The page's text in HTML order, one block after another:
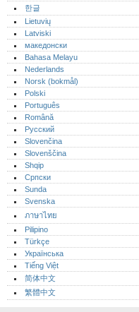
한글
Lietuvių
Latviski
македонски
Bahasa Melayu
Nederlands
Norsk (bokmål)‎
Polski
Português‎
Română
Русский
Slovenčina
Slovenščina
Shqip
Српски
Sunda
Svenska
ภาษาไทย
Pilipino
Türkçe
Українська
Tiếng Việt
简体中文
繁體中文